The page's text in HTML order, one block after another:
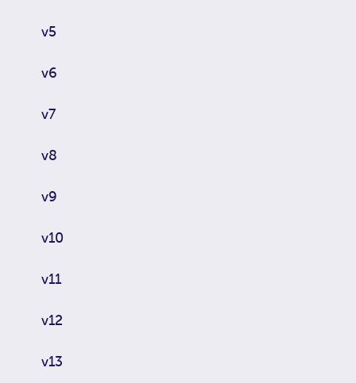
v5
v6
v7
v8
v9
v10
v11
v12
v13